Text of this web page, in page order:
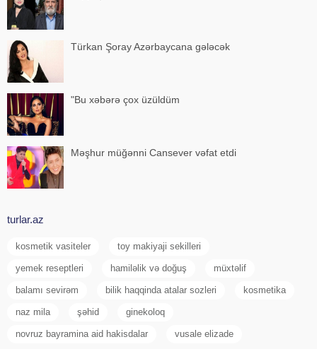
Türkan Şoray Azərbaycana gələcək
"Bu xəbərə çox üzüldüm
Məşhur müğənni Cansever vəfat etdi
turlar.az
kosmetik vasiteler toy makiyaji sekilleri
yemek reseptleri hamiləlik və doğuş müxtəlif
balamı sevirəm bilik haqqinda atalar sozleri kosmetika
naz mila şəhid ginekoloq
novruz bayramina aid hakisdalar vusale elizade